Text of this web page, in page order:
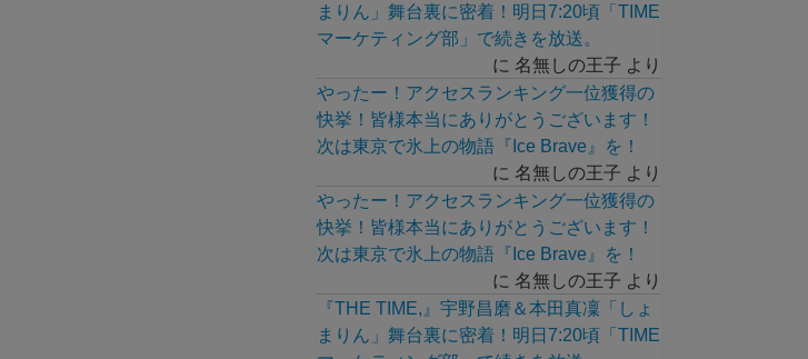
まりん」舞台裏に密着！明日7:20頃「TIME
マーケティング部」で続きを放送。
に 名無しの王子 より
やったー！アクセスランキング一位獲得の
快挙！皆様本当にありがとうございます！
次は東京で氷上の物語『Ice Brave』を！
に 名無しの王子 より
やったー！アクセスランキング一位獲得の
快挙！皆様本当にありがとうございます！
次は東京で氷上の物語『Ice Brave』を！
に 名無しの王子 より
『THE TIME,』宇野昌磨＆本田真凜「しょ
まりん」舞台裏に密着！明日7:20頃「TIME